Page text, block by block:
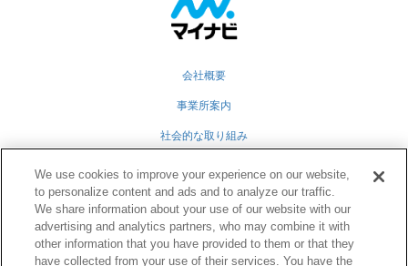
会社概要
事業所案内
社会的な取り組み
グループ会社
個人情報保護方針
業務運営規定
We use cookies to improve your experience on our website,
to personalize content and ads and to analyze our traffic.
We share information about your use of our website with our
advertising and analytics partners, who may combine it with
other information that you have provided to them or that they
have collected from your use of their services. You have the